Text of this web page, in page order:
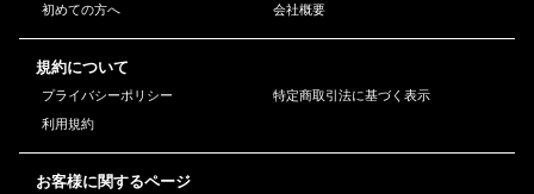
初めての方へ 会社概要
規約について
プライバシーポリシー
特定商取引法に基づく表示
利用規約
お客様に関するページ